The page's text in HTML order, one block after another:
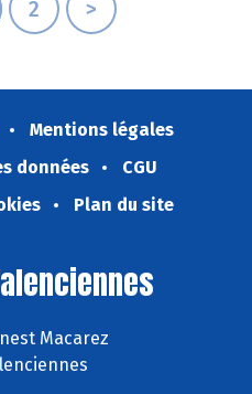
2 >
Mentions légales
données
CGU
Plan du site
Macarez